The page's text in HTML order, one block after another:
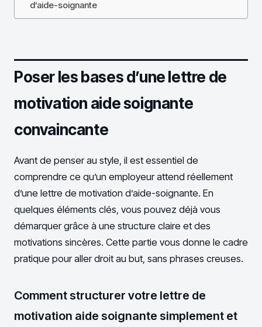
d’aide-soignante
Poser les bases d’une lettre de
motivation aide soignante
convaincante
Avant de penser au style, il est essentiel de
comprendre ce qu’un employeur attend réellement
d’une lettre de motivation d’aide-soignante. En
quelques éléments clés, vous pouvez déjà vous
démarquer grâce à une structure claire et des
motivations sincères. Cette partie vous donne le cadre
pratique pour aller droit au but, sans phrases creuses.
Comment structurer votre lettre de
motivation aide soignante simplement et